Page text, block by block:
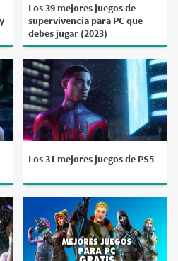
Los 39 mejores juegos de
supervivencia para PC que
debes jugar (2023)
Los 31 mejores juegos de PS5